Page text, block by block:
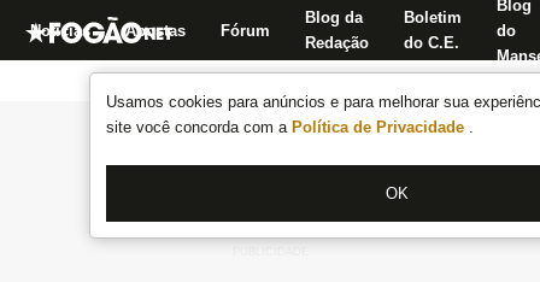
Usamos cookies para anúncios e para melhorar sua
site você concorda com a Política de Privacidade .
OK
Notícias Apostas Fórum
Blog da
Redação
Boletim
do C.E.
Blog
do